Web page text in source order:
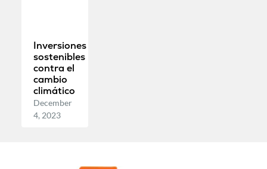
Inversiones
sostenibles
contra el
cambio
climático
December
4, 2023